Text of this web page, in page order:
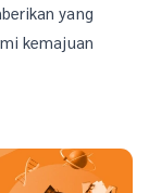
yang
kemajuan